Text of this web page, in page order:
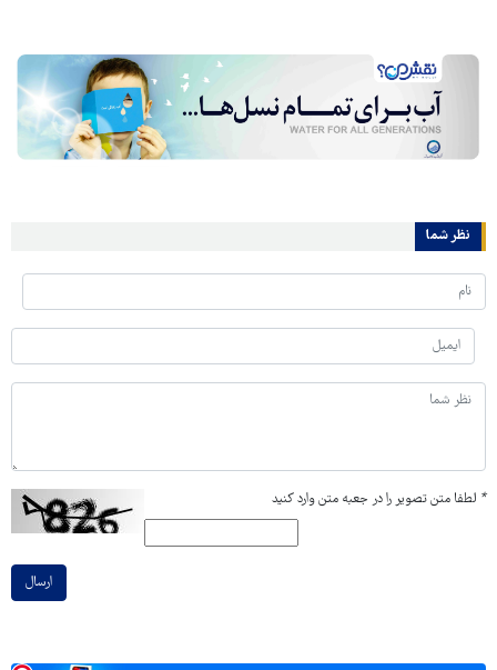
نظر شما
* لطفا متن تصویر را در جعبه متن وارد کنید
ارسال